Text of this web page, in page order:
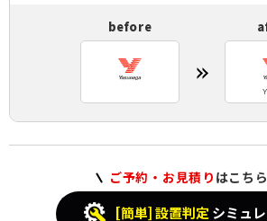
before
ご予約・お見積り はこち
[簡単] 設置判定 シミュ